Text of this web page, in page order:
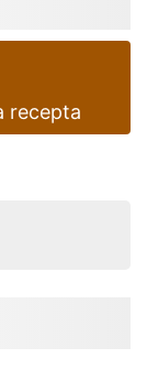
recepta